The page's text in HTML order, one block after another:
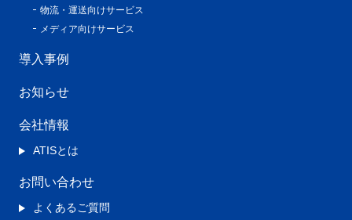
物流・運送向けサービス
メディア向けサービス
導入事例
お知らせ
会社情報
ATISとは
お問い合わせ
よくあるご質問